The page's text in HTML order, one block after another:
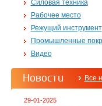
Силовая техника
Рабочее место
Режущий инструмент
Промышленные
Видео
Новости Все
29-01-2025